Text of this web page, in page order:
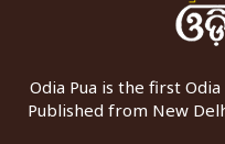
Odia Pua is the first
Published from New